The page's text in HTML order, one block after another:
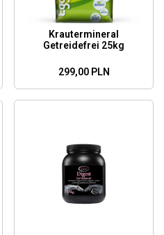
Krautermineral
Getreidefrei 25kg
299,00 PLN